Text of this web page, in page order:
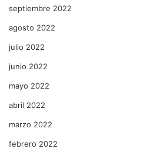
septiembre 2022
agosto 2022
julio 2022
junio 2022
mayo 2022
abril 2022
marzo 2022
febrero 2022